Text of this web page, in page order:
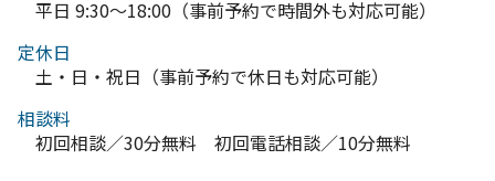
平日 9:30～18:00（事前予約で時間外も対応可能）
定休日
土・日・祝日（事前予約で休日も対応可能）
相談料
初回相談／30分無料 初回電話相談／10分無料